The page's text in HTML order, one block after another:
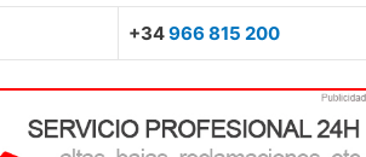
+34966 815 200